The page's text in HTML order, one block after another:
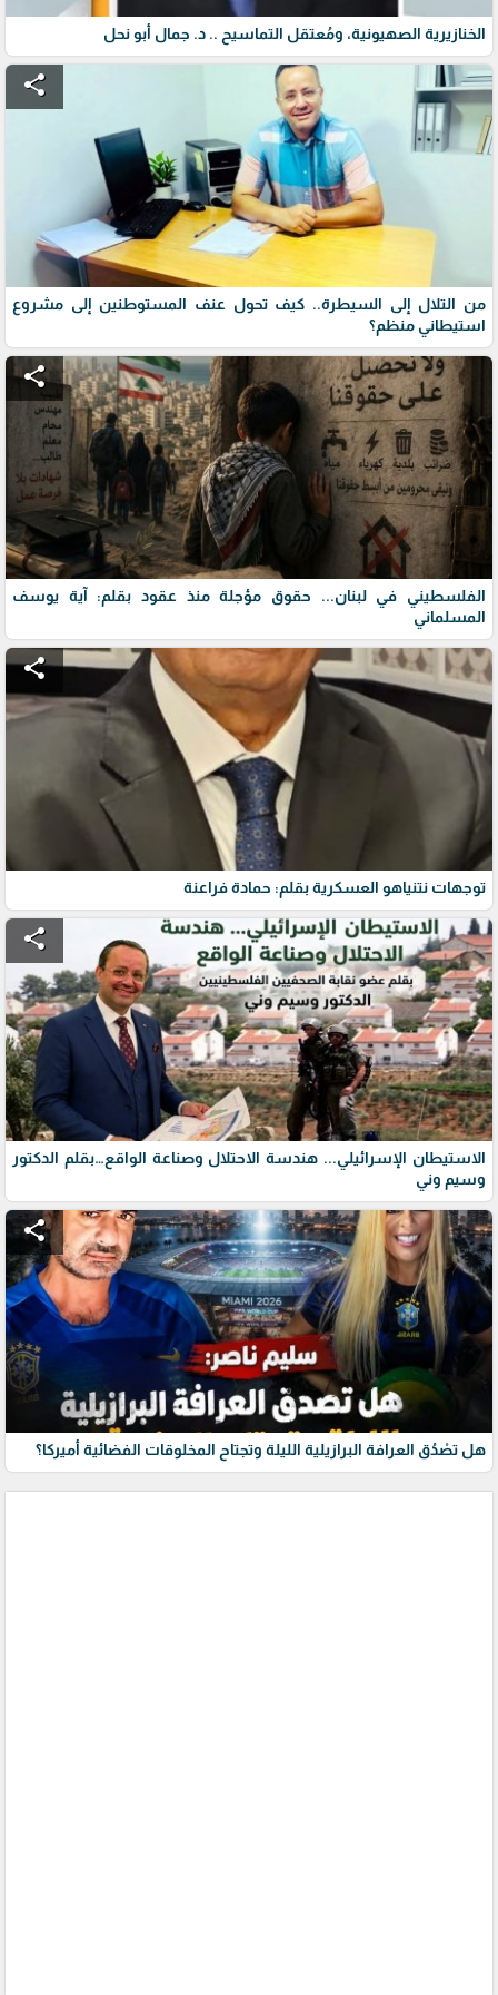
الخنازيرية الصهيونية، ومُعتقل التماسيح .. د. جمال أبو نحل
share
من التلال إلى السيطرة.. كيف تحول عنف المستوطنين إلى مشروع
استيطاني منظم؟
share
الفلسطيني في لبنان... حقوق مؤجلة منذ عقود بقلم: آية يوسف
المسلماني
share
توجهات نتنياهو العسكرية بقلم: حمادة فراعنة
share
الاستيطان الإسرائيلي... هندسة الاحتلال وصناعة الواقع…بقلم الدكتور
وسيم وني
share
هل تصْدُق العرافة البرازيلية الليلة وتجتاح المخلوقات الفضائية أميركا؟